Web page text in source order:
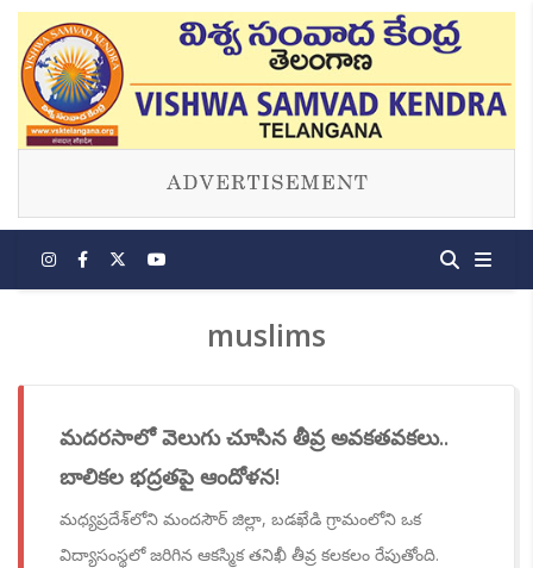
muslims
మదరసాలో వెలుగు చూసిన తీవ్ర అవకతవకలు..
బాలికల భద్రతపై ఆందోళన!
మధ్యప్రదేశ్‌లోని మందసౌర్ జిల్లా, బడఖేడి గ్రామంలోని ఒక
విద్యాసంస్థలో జరిగిన ఆకస్మిక తనిఖీ తీవ్ర కలకలం రేపుతోంది.